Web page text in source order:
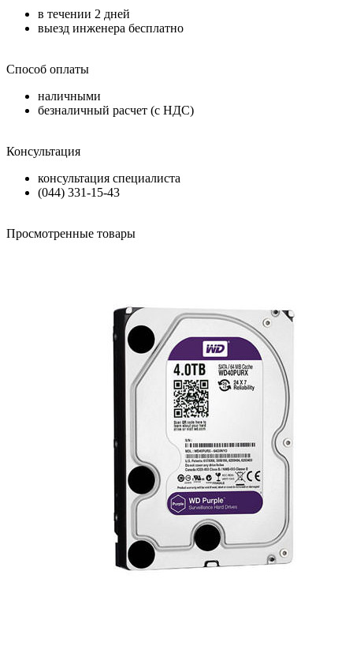
в течении 2 дней
выезд инженера бесплатно
Способ оплаты
наличными
безналичный расчет (с НДС)
Консультация
консультация специалиста
(044) 331-15-43
Просмотренные товары